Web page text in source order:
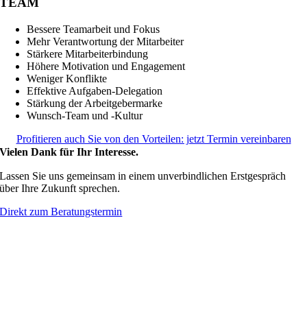
Bessere Teamarbeit und Fokus
Mehr Verantwortung der Mitarbeiter
Stärkere Mitarbeiterbindung
Höhere Motivation und Engagement
Weniger Konflikte
Effektive Aufgaben-Delegation
Stärkung der Arbeitgebermarke
Wunsch-Team und -Kultur
Profitieren auch Sie von den Vorteilen: jetzt Termin vereinbaren
Vielen Dank für Ihr Interesse.
Lassen Sie uns gemeinsam in einem unverbindlichen Erstgespräch
über Ihre Zukunft sprechen.
Direkt zum Beratungstermin